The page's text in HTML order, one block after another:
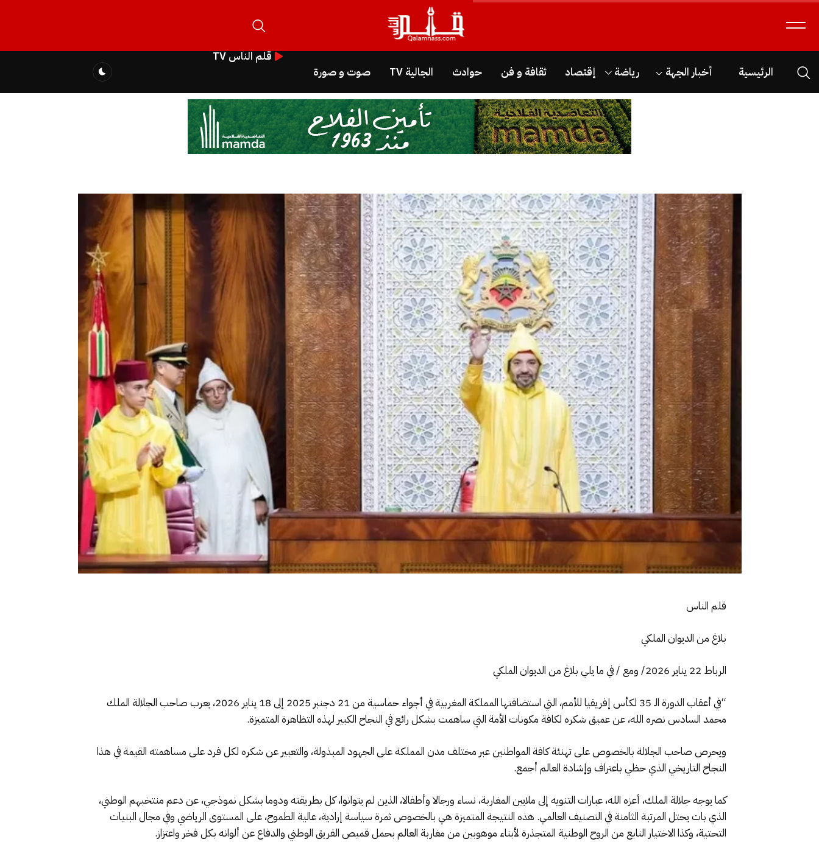
الرئيسية أخبار الجهة رياضة إقتصاد ثقافة و فن حوادث الجالية TV صوت و صورة
قلم الناس TV
قلم الناس
بلاغ من الديوان الملكي
الرباط 22 يناير 2026/ ومع / في ما يلي بلاغ من الديوان الملكي
“في أعقاب الدورة الـ 35 لكأس إفريقيا للأمم، التي استضافتها المملكة المغربية في أجواء حماسية من 21 دجنبر 2025 إلى 18 يناير 2026، يعرب صاحب الجلالة الملك
محمد السادس نصره الله، عن عميق شكره لكافة مكونات الأمة التي ساهمت بشكل رائع في النجاح الكبير لهذه التظاهرة المتميزة.
ويحرص صاحب الجلالة بالخصوص على تهنئة كافة المواطنين عبر مختلف مدن المملكة على الجهود المبذولة، والتعبير عن شكره لكل فرد على مساهمته القيمة في هذا
النجاح التاريخي الذي حظي باعتراف وإشادة العالم أجمع.
كما يوجه جلالة الملك، أعزه الله، عبارات التنويه إلى ملايين المغاربة، نساء ورجالا وأطفالا، الذين لم يتوانوا، كل بطريقته ودوما بشكل نموذجي، عن دعم منتخبهم الوطني،
الذي بات يحتل المرتبة الثامنة في التصنيف العالمي. هذه النتيجة المتميزة هي بالخصوص ثمرة سياسة إرادية، عالية الطموح، على المستوى الرياضي وفي مجال البنيات
التحتية، وكذا الاختيار النابع من الروح الوطنية المتجذرة لأبناء موهوبين من مغاربة العالم بحمل قميص الفريق الوطني والدفاع عن ألوانه بكل فخر واعتزاز.